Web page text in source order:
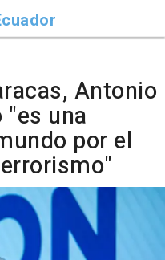
Antonio
"es una
por el